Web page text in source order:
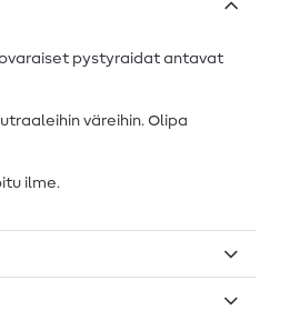
pystyraidat antavat
väreihin. Olipa
ilme.